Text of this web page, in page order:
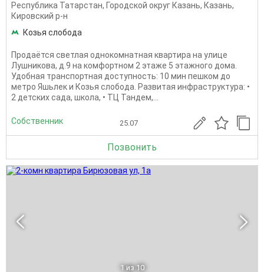
Республика Татарстан, Городской округ Казань, Казань,
Кировский р-н
Козья слобода
Продаётся светлая однокомнатная квартира на улице
Лушникова, д.9 на комфортном 2 этаже 5 этажного дома.
Удобная транспортная доступность: 10 мин пешком до
метро Яшьлек и Козья слобода. Развитая инфраструктура: •
2 детских сада, школа, • ТЦ Тандем,...
Собственник 25.07
Позвонить
1 из 10